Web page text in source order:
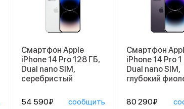
Смартфон Apple
iPhone 14 Pro 128 ГБ,
Dual nano SIM,
серебристый
54 590₽ сообщить
Смартфон
iPhone 14 Pro
Dual nano SIM,
глубокий
80 290₽